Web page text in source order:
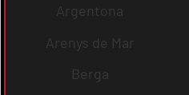
Argentona
Arenys de Mar
Berga